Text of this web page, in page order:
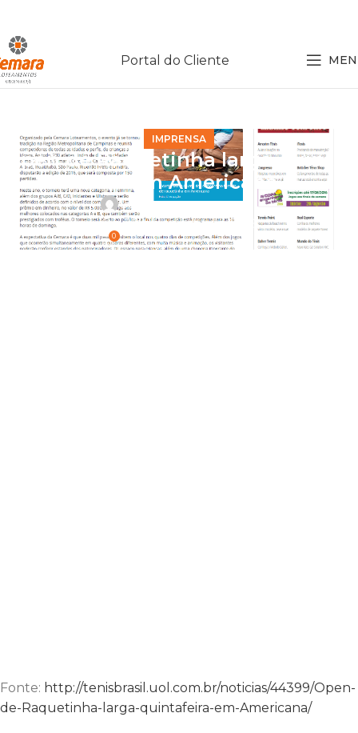
Portal do Cliente
IMPRENSA
Open de Raquetinha larga quinta-
feira em Americana
Cemara
On 22 de agosto de 2016
0
Fonte: http://tenisbrasil.uol.com.br/noticias/44399/Open-
de-Raquetinha-larga-quintafeira-em-Americana/